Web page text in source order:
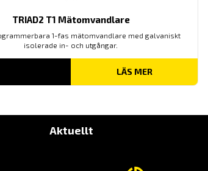
TRIAD2 T1 Mätomvandlare
1-fas mätomvandlare med galvaniskt
isolerade in- och utgångar.
LÄS MER
Aktuellt